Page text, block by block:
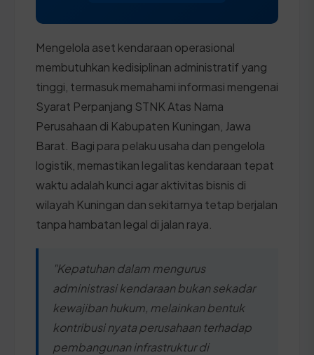
Mengelola aset kendaraan operasional
membutuhkan kedisiplinan administratif yang
tinggi, termasuk memahami informasi mengenai
Syarat Perpanjang STNK Atas Nama
Perusahaan di Kabupaten Kuningan, Jawa
Barat. Bagi para pelaku usaha dan pengelola
logistik, memastikan legalitas kendaraan tepat
waktu adalah kunci agar aktivitas bisnis di
wilayah Kuningan dan sekitarnya tetap berjalan
tanpa hambatan legal di jalan raya.
"Kepatuhan dalam mengurus
administrasi kendaraan bukan sekadar
kewajiban hukum, melainkan bentuk
kontribusi nyata perusahaan terhadap
pembangunan infrastruktur di